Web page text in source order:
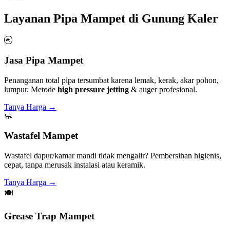
Layanan Pipa Mampet di Gunung Kaler
🚰
Jasa Pipa Mampet
Penanganan total pipa tersumbat karena lemak, kerak, akar pohon,
lumpur. Metode high pressure jetting & auger profesional.
Tanya Harga →
🧼
Wastafel Mampet
Wastafel dapur/kamar mandi tidak mengalir? Pembersihan higienis,
cepat, tanpa merusak instalasi atau keramik.
Tanya Harga →
🍽️
Grease Trap Mampet